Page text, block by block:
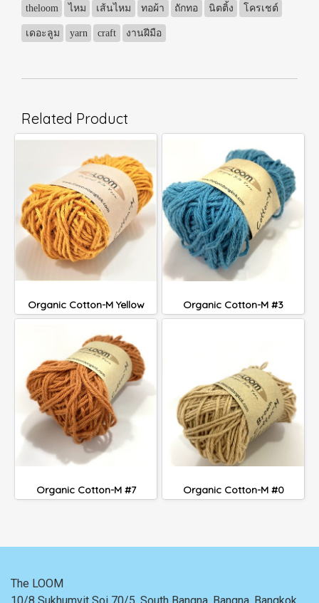
theloom ไหม เส้นไหม ทอผ้า ถักทอ นิตติ้ง โครเชต์
เดอะลูม yarn craft งานฝีมือ
Related Product
Organic Cotton-M Yellow Organic Cotton-M #3
Organic Cotton-M #7 Organic Cotton-M #0
The LOOM
10/8 Sukhumvit Soi 70/5, South Bangna, Bangna, Bangkok,